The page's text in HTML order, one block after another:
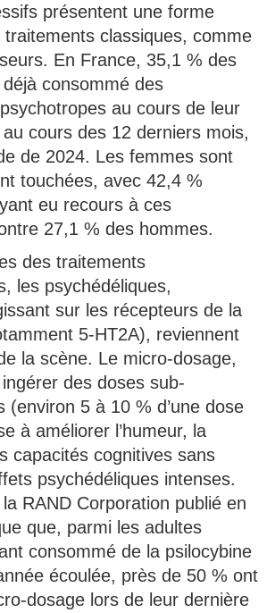
présentent une forme
classiques, comme
En France, 35,1 % des
consommé des
au cours de leur
cours des 12 derniers mois,
de 2024. Les femmes sont
touchées, avec 42,4 %
eu recours à ces
27,1 % des hommes.
des traitements
les psychédéliques,
sur les récepteurs de la
5-HT2A), reviennent
la scène. Le micro-dosage,
des doses sub-
(environ 5 à 10 % d’une dose
à améliorer l’humeur, la
capacités cognitives sans
psychédéliques intenses.
RAND Corporation publié en
que, parmi les adultes
consommé de la psilocybine
écoulée, près de 50 % ont
dosage lors de leur dernière